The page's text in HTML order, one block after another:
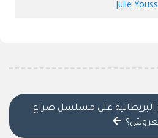
Julie
البريطانية على مسلسل صراع